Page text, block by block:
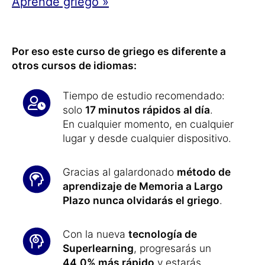
Por eso este curso de griego es diferente a
otros cursos de idiomas:
Tiempo de estudio recomendado:
solo 17 minutos rápidos al día.
En cualquier momento, en cualquier
lugar y desde cualquier dispositivo.
Gracias al galardonado método de
aprendizaje de Memoria a Largo
Plazo nunca olvidarás el griego.
Con la nueva tecnología de
Superlearning, progresarás un
44,0% más rápido y estarás